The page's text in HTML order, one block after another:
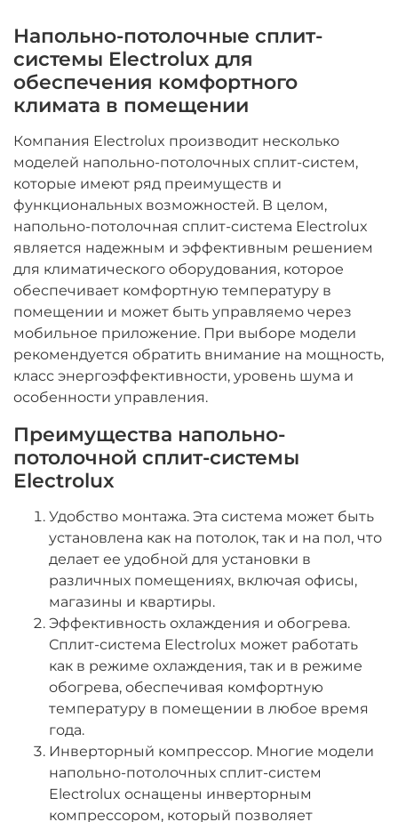
Напольно-потолочные сплит-
системы Electrolux для
обеспечения комфортного
климата в помещении
Компания Electrolux производит несколько
моделей напольно-потолочных сплит-систем,
которые имеют ряд преимуществ и
функциональных возможностей. В целом,
напольно-потолочная сплит-система Electrolux
является надежным и эффективным решением
для климатического оборудования, которое
обеспечивает комфортную температуру в
помещении и может быть управляемо через
мобильное приложение. При выборе модели
рекомендуется обратить внимание на мощность,
класс энергоэффективности, уровень шума и
особенности управления.
Преимущества напольно-
потолочной сплит-системы
Electrolux
Удобство монтажа. Эта система может быть
установлена как на потолок, так и на пол, что
делает ее удобной для установки в
различных помещениях, включая офисы,
магазины и квартиры.
Эффективность охлаждения и обогрева.
Сплит-система Electrolux может работать
как в режиме охлаждения, так и в режиме
обогрева, обеспечивая комфортную
температуру в помещении в любое время
года.
Инверторный компрессор. Многие модели
напольно-потолочных сплит-систем
Electrolux оснащены инверторным
компрессором, который позволяет